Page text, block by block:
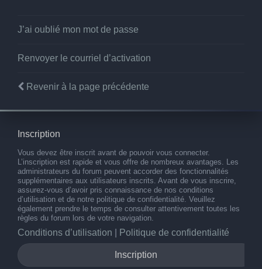
J’ai oublié mon mot de passe
Renvoyer le courriel d’activation
Revenir à la page précédente
Inscription
Vous devez être inscrit avant de pouvoir vous connecter.
L’inscription est rapide et vous offre de nombreux avantages. Les
administrateurs du forum peuvent accorder des fonctionnalités
supplémentaires aux utilisateurs inscrits. Avant de vous inscrire,
assurez-vous d’avoir pris connaissance de nos conditions
d’utilisation et de notre politique de confidentialité. Veuillez
également prendre le temps de consulter attentivement toutes les
règles du forum lors de votre navigation.
Conditions d’utilisation Politique de confidentialité
Inscription